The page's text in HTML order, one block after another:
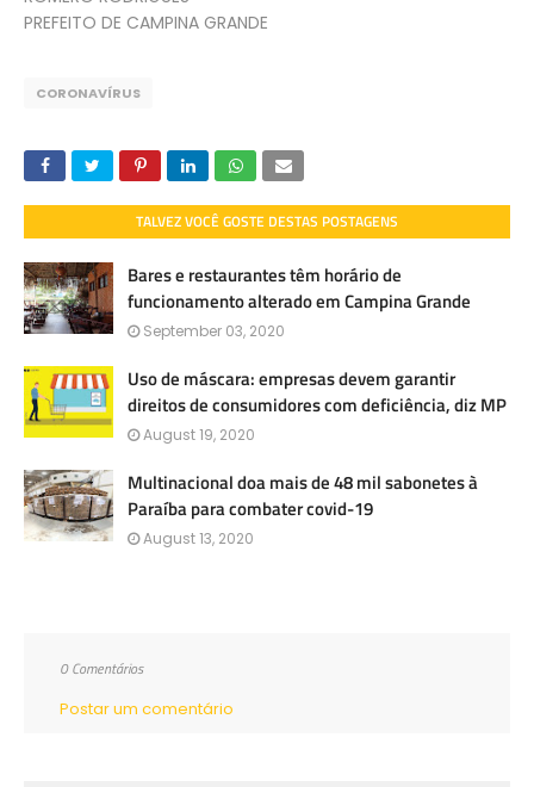
PREFEITO DE CAMPINA GRANDE
CORONAVÍRUS
TALVEZ VOCÊ GOSTE DESTAS POSTAGENS
Bares e restaurantes têm horário de
funcionamento alterado em Campina Grande
September 03, 2020
Uso de máscara: empresas devem garantir
direitos de consumidores com deficiência, diz MP
August 19, 2020
Multinacional doa mais de 48 mil sabonetes à
Paraíba para combater covid-19
August 13, 2020
0 Comentários
Postar um comentário